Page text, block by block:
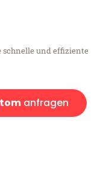
schnelle und effiziente
anfragen